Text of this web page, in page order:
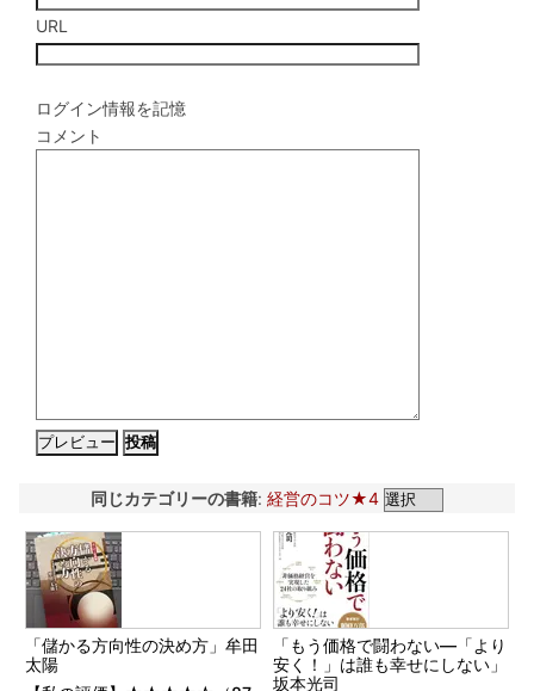
URL
ログイン情報を記憶
コメント
同じカテゴリーの書籍: 経営のコツ★4
「儲かる方向性の決め方」牟田
太陽
「もう価格で闘わない―「より
安く！」は誰も幸せにしない」
坂本光司